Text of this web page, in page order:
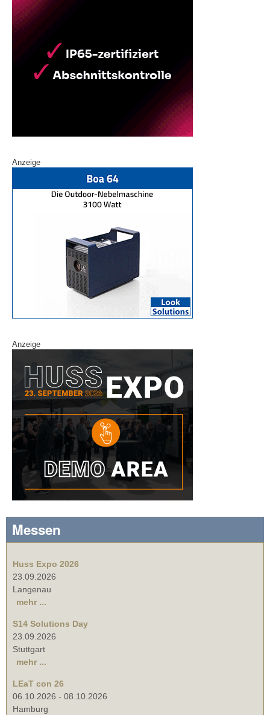
Anzeige
Anzeige
Messen
Huss Expo 2026
23.09.2026
Langenau
mehr ...
S14 Solutions Day
23.09.2026
Stuttgart
mehr ...
LEaT con 26
06.10.2026 - 08.10.2026
Hamburg